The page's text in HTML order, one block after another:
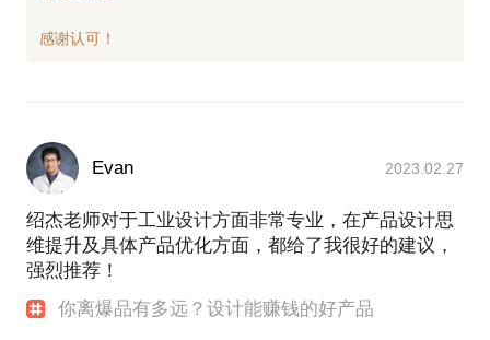
Evan 2023.02.27
绍杰老师对于工业设计方面非常专业，在产品设计思
维提升及具体产品优化方面，都给了我很好的建议，
强烈推荐！
你离爆品有多远？设计能赚钱的好产品